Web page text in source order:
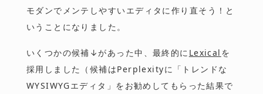
モダンでメンテしやすいエディタに作り直そう！と
いうことになりました。
いくつかの候補↓があった中、最終的に Lexical を
採用しました（候補はPerplexityに「トレンドな
WYSIWYGエディタ」をお勧めしてもらった結果で